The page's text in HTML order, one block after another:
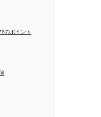
のポイント